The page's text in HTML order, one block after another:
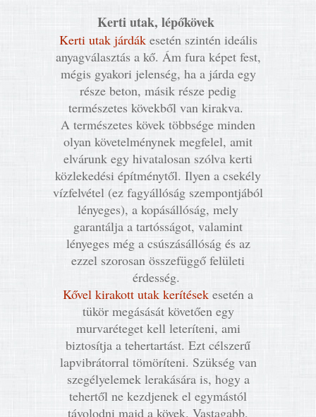
Kerti utak, lépőkövek
Kerti utak járdákesetén szintén ideális
anyagválasztás a kő. Ám fura képet fest,
mégis gyakori jelenség, ha a járda egy
része beton, másik része pedig
természetes kövekből van kirakva.
A természetes kövek többsége minden
olyan követelménynek megfelel, amit
elvárunk egy hivatalosan szólva kerti
közlekedési építménytől. Ilyen a csekély
vízfelvétel (ez fagyállóság szempontjából
lényeges), a kopásállóság, mely
garantálja a tartósságot, valamint
lényeges még a csúszásállóság és az
ezzel szorosan összefüggő felületi
érdesség.
Kővel kirakott utak kerítések esetén a
tükör megásását követően egy
murvaréteget kell leteríteni, ami
biztosítja a tehertartást. Ezt célszerű
lapvibrátorral tömöríteni. Szükség van
szegélyelemek lerakására is, hogy a
tehertől ne kezdjenek el egymástól
távolodni majd a kövek. Vastagabb,